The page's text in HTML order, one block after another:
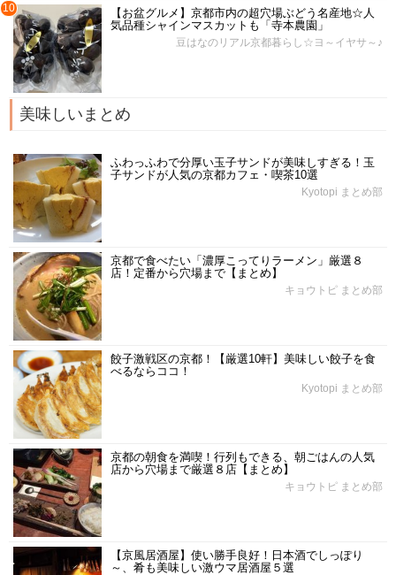
10
【お盆グルメ】京都市内の超穴場ぶどう名産地☆人
気品種シャインマスカットも「寺本農園」
豆はなのリアル京都暮らし☆ヨ～イヤサ～♪
美味しいまとめ
ふわっふわで分厚い玉子サンドが美味しすぎる！玉
子サンドが人気の京都カフェ・喫茶10選
Kyotopi まとめ部
京都で食べたい「濃厚こってりラーメン」厳選８
店！定番から穴場まで【まとめ】
キョウトピ まとめ部
餃子激戦区の京都！【厳選10軒】美味しい餃子を食
べるならココ！
Kyotopi まとめ部
京都の朝食を満喫！行列もできる、朝ごはんの人気
店から穴場まで厳選８店【まとめ】
キョウトピ まとめ部
【京風居酒屋】使い勝手良好！日本酒でしっぽり
～、肴も美味しい激ウマ居酒屋５選